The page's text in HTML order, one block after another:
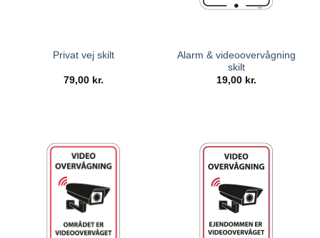
Privat vej skilt
79,00 kr.
Alarm & videoovervågning
skilt
19,00 kr.